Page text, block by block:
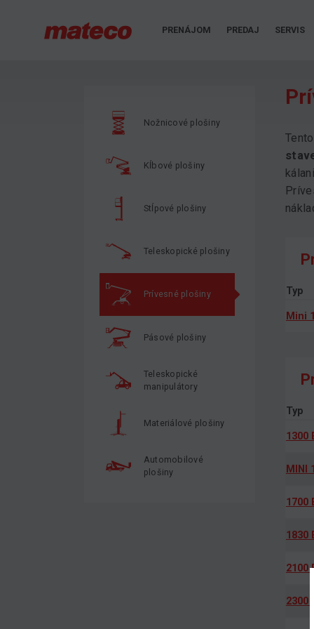
PRENÁJOM PREDAJ SERVIS
Nožnicové plošiny
Kĺbové plošiny
Stĺpové plošiny
Teleskopické plošiny
Prívesné plošiny
Pásové plošiny
Teleskopické
manipulátory
Materiálové plošiny
Automobilové
plošiny
Typ
Mini
Typ
1300
MINI
1700
1830
2100
2300